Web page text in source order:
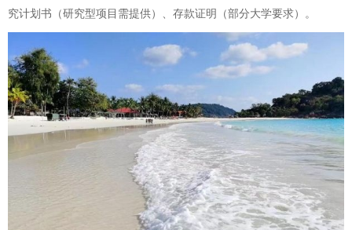
究计划书（研究型项目需提供）、存款证明（部分大学要求）。